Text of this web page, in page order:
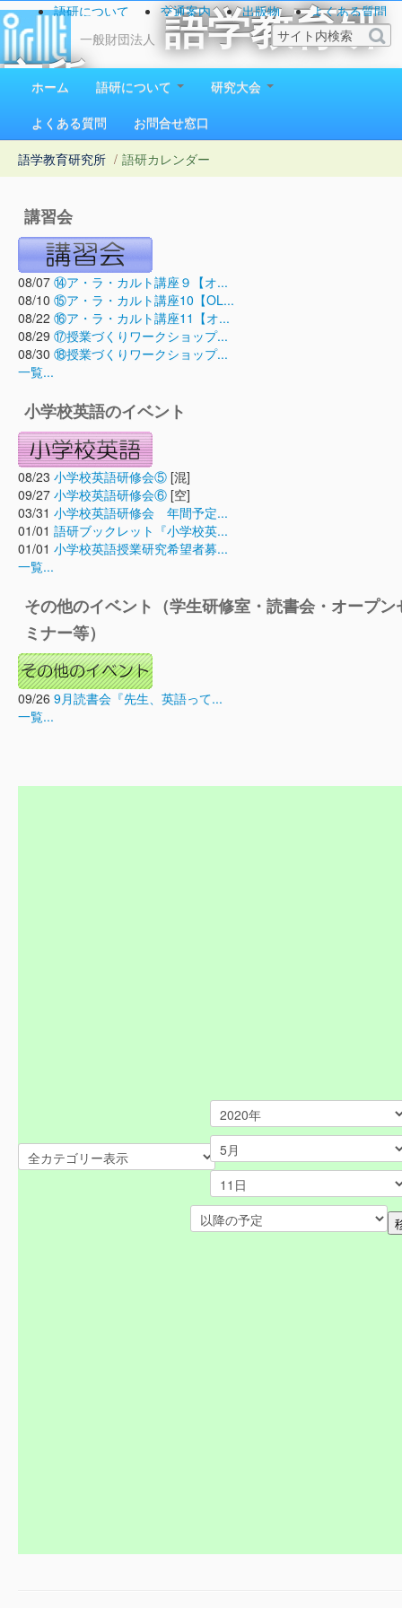
一般財団法人
語学教育研
究所
1923（大正12）年創立
語研について 交通案内 出版物
よくある質問
お問い合わせ
ホーム 語研について
研究大会
よくある質問
お問合せ窓口
語学教育研究所 / 語研カレンダー
講習会
08/07 ⑭ア・ラ・カルト講座９【オ...
08/10 ⑮ア・ラ・カルト講座10【OL...
08/22 ⑯ア・ラ・カルト講座11【オ...
08/29 ⑰授業づくりワークショップ...
08/30 ⑱授業づくりワークショップ...
一覧...
小学校英語のイベント
08/23 小学校英語研修会⑤ [混]
09/27 小学校英語研修会⑥ [空]
03/31 小学校英語研修会 年間予定...
01/01 語研ブックレット『小学校英...
01/01 小学校英語授業研究希望者募...
一覧...
その他のイベント（学生研修室・読書会・オープン
ミナー等）
09/26 9月読書会『先生、英語って...
一覧...